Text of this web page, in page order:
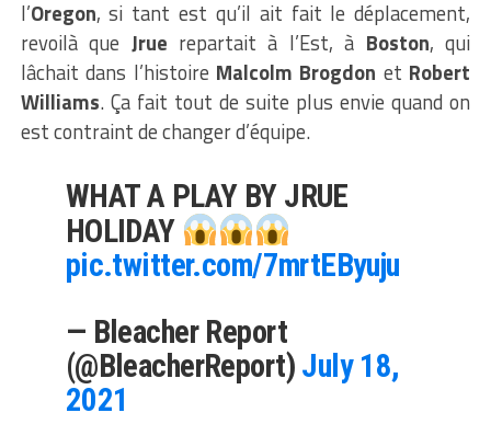
l’Oregon, si tant est qu’il ait fait le déplacement,
revoilà que Jrue repartait à l’Est, à Boston, qui
lâchait dans l’histoire Malcolm Brogdon et Robert
Williams. Ça fait tout de suite plus envie quand on
est contraint de changer d’équipe.
WHAT A PLAY BY JRUE
HOLIDAY
pic.twitter.com/7mrtEByuju
— Bleacher Report
(@BleacherReport) July 18,
2021